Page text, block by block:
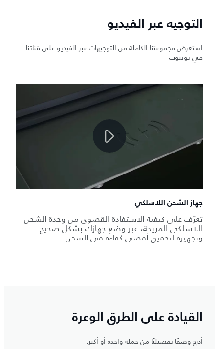
التوجيه عبر الفيديو
استعرض مجموعتنا الكاملة من التوجيهات عبر الفيديو على قناتنا
في يوتيوب
جهاز الشحن اللاسلكي
تعرّف على كيفية الاستفادة القصوى من وحدة الشحن
اللاسلكي المريحة، عبر وضع جهازك بشكل صحيح
وتجهيزه لتحقيق أقصى كفاءة في الشحن.
القيادة على الطرق الوعرة
أدرج وصفًا تفصيليًا من جملة واحدة أو أكثر.